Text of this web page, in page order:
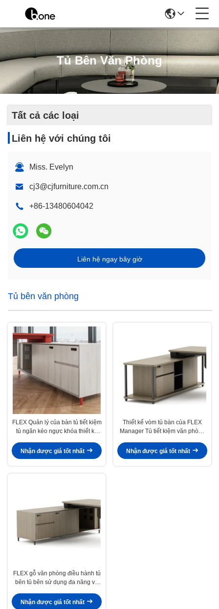
Tủ Bên Văn Phòng
Tất cả các loại
Liên hệ với chúng tôi
Miss. Evelyn
cj3@cjfurniture.com.cn
+86-13480604042
Liên hệ ngay bây giờ
Tủ bên văn phòng
FLEX Quản lý của bàn tủ tiết kiệm
tủ ngăn kéo ngực khóa thiết kế
Nhận được giá tốt nhất
Thiết kế vòm tủ bàn của FLEX
Manager Tủ tiết kiệm văn phòng
Nhận được giá tốt nhất
FLEX gỗ văn phòng điều hành tủ
bên tủ bên sử dụng đa năng và
Nhận được giá tốt nhất